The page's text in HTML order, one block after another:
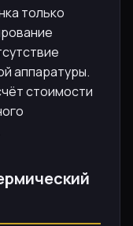
только
аппаратуры.
стоимости